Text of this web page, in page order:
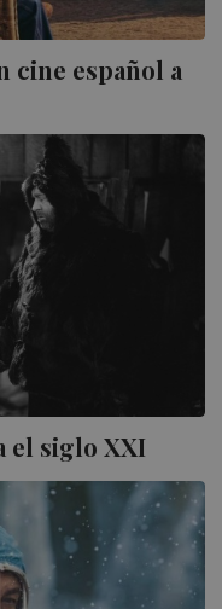
cine español a
el siglo XXI